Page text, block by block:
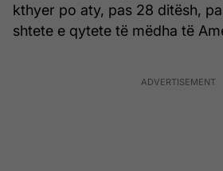
kthyer po aty, pas 28 ditësh,
shtete e qytete të mëdha të